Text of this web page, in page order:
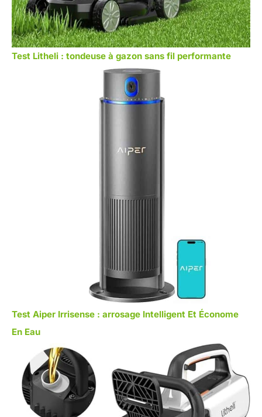
Test Litheli : tondeuse à gazon sans fil performante
Test Aiper Irrisense : arrosage Intelligent Et Économe
En Eau